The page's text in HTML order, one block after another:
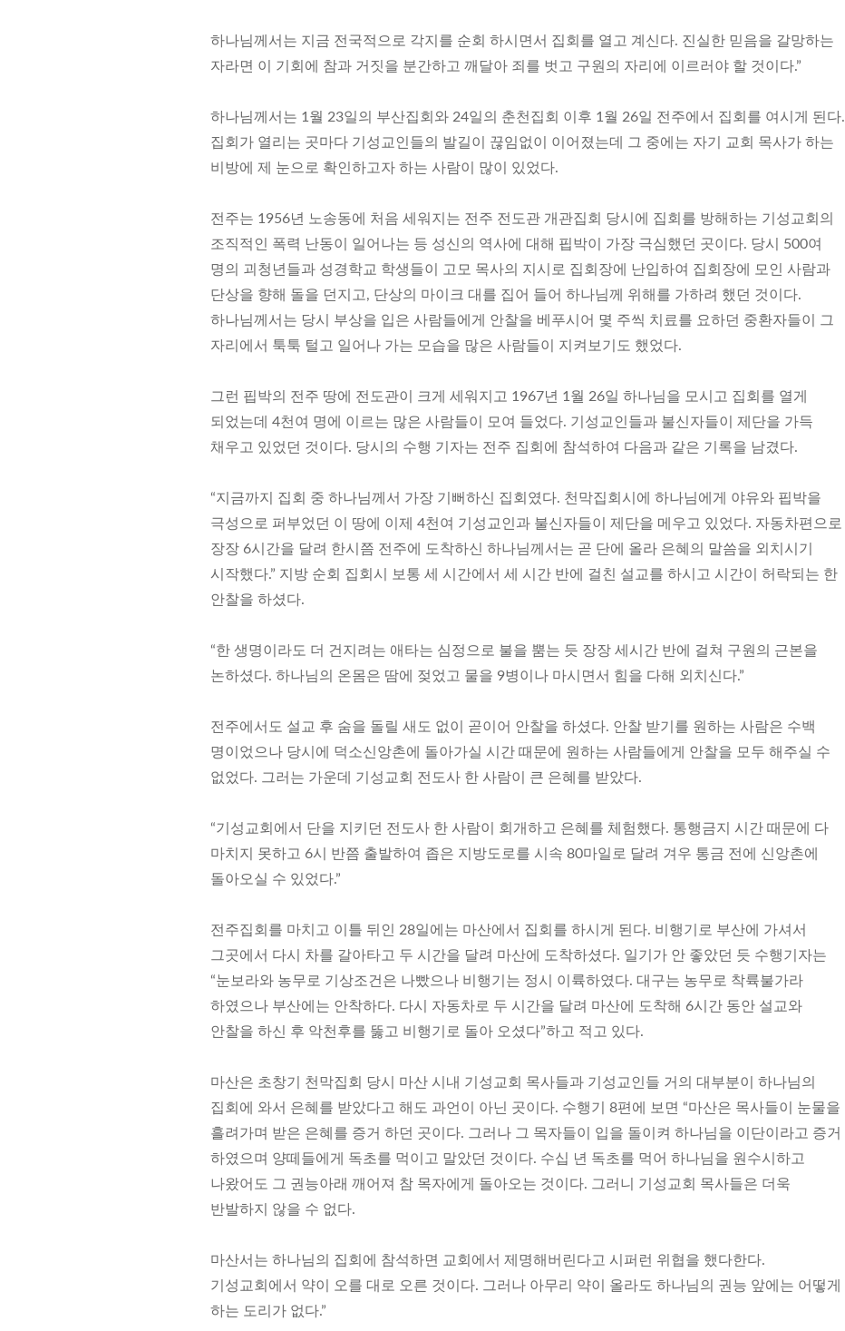
하나님께서는 지금 전국적으로 각지를 순회 하시면서 집회를 열고 계신다. 진실한 믿음을 갈망하는
자라면 이 기회에 참과 거짓을 분간하고 깨달아 죄를 벗고 구원의 자리에 이르러야 할 것이다.”
하나님께서는 1월 23일의 부산집회와 24일의 춘천집회 이후 1월 26일 전주에서 집회를 여시게 된다.
집회가 열리는 곳마다 기성교인들의 발길이 끊임없이 이어졌는데 그 중에는 자기 교회 목사가 하는
비방에 제 눈으로 확인하고자 하는 사람이 많이 있었다.
전주는 1956년 노송동에 처음 세워지는 전주 전도관 개관집회 당시에 집회를 방해하는 기성교회의
조직적인 폭력 난동이 일어나는 등 성신의 역사에 대해 핍박이 가장 극심했던 곳이다. 당시 500여
명의 괴청년들과 성경학교 학생들이 고모 목사의 지시로 집회장에 난입하여 집회장에 모인 사람과
단상을 향해 돌을 던지고, 단상의 마이크 대를 집어 들어 하나님께 위해를 가하려 했던 것이다.
하나님께서는 당시 부상을 입은 사람들에게 안찰을 베푸시어 몇 주씩 치료를 요하던 중환자들이 그
자리에서 툭툭 털고 일어나 가는 모습을 많은 사람들이 지켜보기도 했었다.
그런 핍박의 전주 땅에 전도관이 크게 세워지고 1967년 1월 26일 하나님을 모시고 집회를 열게
되었는데 4천여 명에 이르는 많은 사람들이 모여 들었다. 기성교인들과 불신자들이 제단을 가득
채우고 있었던 것이다. 당시의 수행 기자는 전주 집회에 참석하여 다음과 같은 기록을 남겼다.
“지금까지 집회 중 하나님께서 가장 기뻐하신 집회였다. 천막집회시에 하나님에게 야유와 핍박을
극성으로 퍼부었던 이 땅에 이제 4천여 기성교인과 불신자들이 제단을 메우고 있었다. 자동차편으로
장장 6시간을 달려 한시쯤 전주에 도착하신 하나님께서는 곧 단에 올라 은혜의 말씀을 외치시기
시작했다.” 지방 순회 집회시 보통 세 시간에서 세 시간 반에 걸친 설교를 하시고 시간이 허락되는 한
안찰을 하셨다.
“한 생명이라도 더 건지려는 애타는 심정으로 불을 뿜는 듯 장장 세시간 반에 걸쳐 구원의 근본을
논하셨다. 하나님의 온몸은 땀에 젖었고 물을 9병이나 마시면서 힘을 다해 외치신다.”
전주에서도 설교 후 숨을 돌릴 새도 없이 곧이어 안찰을 하셨다. 안찰 받기를 원하는 사람은 수백
명이었으나 당시에 덕소신앙촌에 돌아가실 시간 때문에 원하는 사람들에게 안찰을 모두 해주실 수
없었다. 그러는 가운데 기성교회 전도사 한 사람이 큰 은혜를 받았다.
“기성교회에서 단을 지키던 전도사 한 사람이 회개하고 은혜를 체험했다. 통행금지 시간 때문에 다
마치지 못하고 6시 반쯤 출발하여 좁은 지방도로를 시속 80마일로 달려 겨우 통금 전에 신앙촌에
돌아오실 수 있었다.”
전주집회를 마치고 이틀 뒤인 28일에는 마산에서 집회를 하시게 된다. 비행기로 부산에 가셔서
그곳에서 다시 차를 갈아타고 두 시간을 달려 마산에 도착하셨다. 일기가 안 좋았던 듯 수행기자는
“눈보라와 농무로 기상조건은 나빴으나 비행기는 정시 이륙하였다. 대구는 농무로 착륙불가라
하였으나 부산에는 안착하다. 다시 자동차로 두 시간을 달려 마산에 도착해 6시간 동안 설교와
안찰을 하신 후 악천후를 뚫고 비행기로 돌아 오셨다”하고 적고 있다.
마산은 초창기 천막집회 당시 마산 시내 기성교회 목사들과 기성교인들 거의 대부분이 하나님의
집회에 와서 은혜를 받았다고 해도 과언이 아닌 곳이다. 수행기 8편에 보면 “마산은 목사들이 눈물을
흘려가며 받은 은혜를 증거 하던 곳이다. 그러나 그 목자들이 입을 돌이켜 하나님을 이단이라고 증거
하였으며 양떼들에게 독초를 먹이고 말았던 것이다. 수십 년 독초를 먹어 하나님을 원수시하고
나왔어도 그 권능아래 깨어져 참 목자에게 돌아오는 것이다. 그러니 기성교회 목사들은 더욱
반발하지 않을 수 없다.
마산서는 하나님의 집회에 참석하면 교회에서 제명해버린다고 시퍼런 위협을 했다한다.
기성교회에서 약이 오를 대로 오른 것이다. 그러나 아무리 약이 올라도 하나님의 권능 앞에는 어떻게
하는 도리가 없다.”